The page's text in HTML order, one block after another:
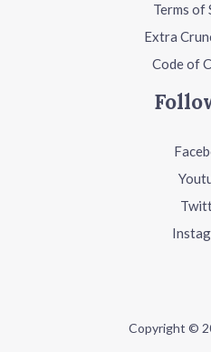
Terms of
Extra
Code of
Copyright ©